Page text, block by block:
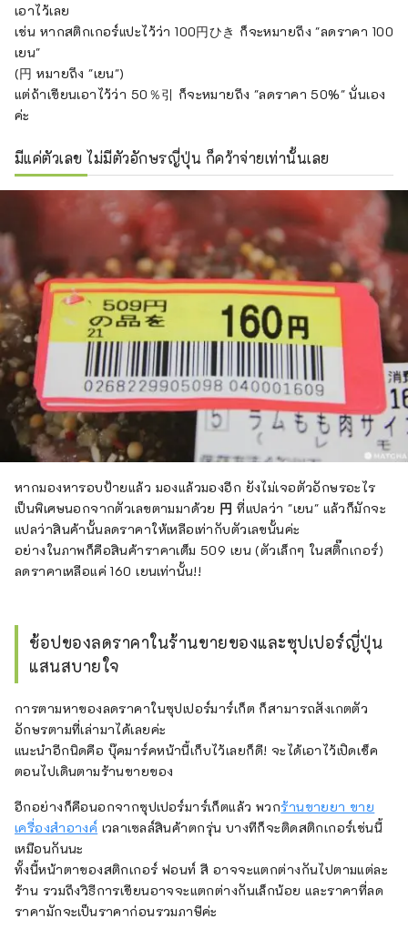
เอาไว้เลย
เช่น หากสติกเกอร์แปะไว้ว่า 100円ひき ก็จะหมายถึง "ลดราคา 100
เยน"
(円 หมายถึง "เยน")
แต่ถ้าเขียนเอาไว้ว่า 50％引 ก็จะหมายถึง "ลดราคา 50%" นั่นเอง
ค่ะ
มีแค่ตัวเลข ไม่มีตัวอักษรญี่ปุ่น ก็คว้าจ่ายเท่านั้นเลย
หากมองหารอบป้ายแล้ว มองแล้วมองอีก ยังไม่เจอตัวอักษรอะไร
เป็นพิเศษนอกจากตัวเลขตามมาด้วย 円 ที่แปลว่า "เยน" แล้วก็มักจะ
แปลว่าสินค้านั้นลดราคาให้เหลือเท่ากับตัวเลขนั้นค่ะ
อย่างในภาพก็คือสินค้าราคาเต็ม 509 เยน (ตัวเล็กๆ ในสติ๊กเกอร์)
ลดราคาเหลือแค่ 160 เยนเท่านั้น!!
ช้อปของลดราคาในร้านขายของและซุปเปอร์ญี่ปุ่น
แสนสบายใจ
การตามหาของลดราคาในซุปเปอร์มาร์เก็ต ก็สามารถสังเกตตัว
อักษรตามที่เล่ามาได้เลยค่ะ
แนะนำอีกนิดคือ บุ๊คมาร์คหน้านี้เก็บไว้เลยก็ดี! จะได้เอาไว้เปิดเช็ค
ตอนไปเดินตามร้านขายของ
อีกอย่างก็คือนอกจากซุปเปอร์มาร์เก็ตแล้ว พวกร้านขายยา ขาย
เครื่องสำอางค์ เวลาเซลล์สินค้าตกรุ่น บางทีก็จะติดสติกเกอร์เช่นนี้
เหมือนกันนะ
ทั้งนี้หน้าตาของสติกเกอร์ ฟอนท์ สี อาจจะแตกต่างกันไปตามแต่ละ
ร้าน รวมถึงวิธีการเขียนอาจจะแตกต่างกันเล็กน้อย และราคาที่ลด
ราคามักจะเป็นราคาก่อนรวมภาษีค่ะ